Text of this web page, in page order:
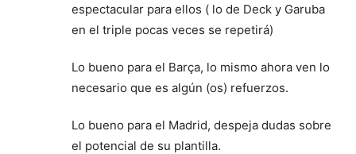
espectacular para ellos ( lo de Deck y Garuba
en el triple pocas veces se repetirá)
Lo bueno para el Barça, lo mismo ahora ven lo
necesario que es algún (os) refuerzos.
Lo bueno para el Madrid, despeja dudas sobre
el potencial de su plantilla.